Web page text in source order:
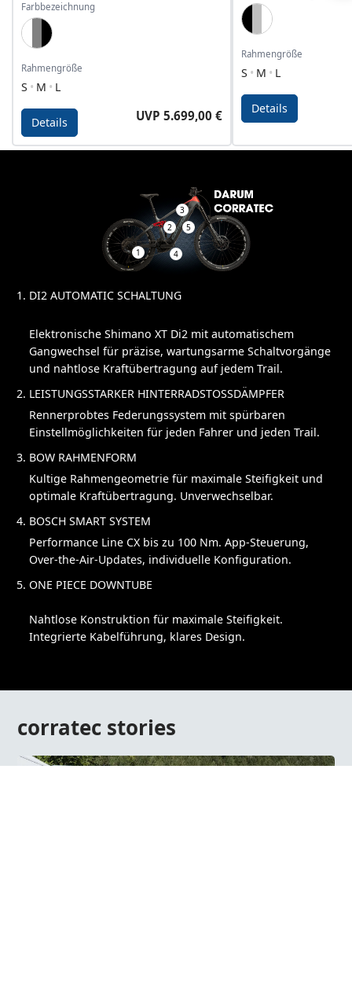
Farbbezeichnung
White, Grey, Black
Rahmengröße
S M L
Details UVP 5.699,00 €
Details - E-Power MTC FS Wave Pro Automatic
Black, Dark
Rahmengröße
S M L
Details
Details - E-Power MTC
1
2
3
4
5
DI2 AUTOMATIC SCHALTUNG
Elektronische Shimano XT Di2 mit automatischem
Gangwechsel für präzise, wartungsarme Schaltvorgänge
und nahtlose Kraftübertragung auf jedem Trail.
LEISTUNGSSTARKER HINTERRADSTOSSDÄMPFER
Rennerprobtes Federungssystem mit spürbaren
Einstellmöglichkeiten für jeden Fahrer und jeden Trail.
BOW RAHMENFORM
Kultige Rahmengeometrie für maximale Steifigkeit und
optimale Kraftübertragung. Unverwechselbar.
BOSCH SMART SYSTEM
Performance Line CX bis zu 100 Nm. App-Steuerung,
Over-the-Air-Updates, individuelle Konfiguration.
ONE PIECE DOWNTUBE
Nahtlose Konstruktion für maximale Steifigkeit.
Integrierte Kabelführung, klares Design.
corratec stories